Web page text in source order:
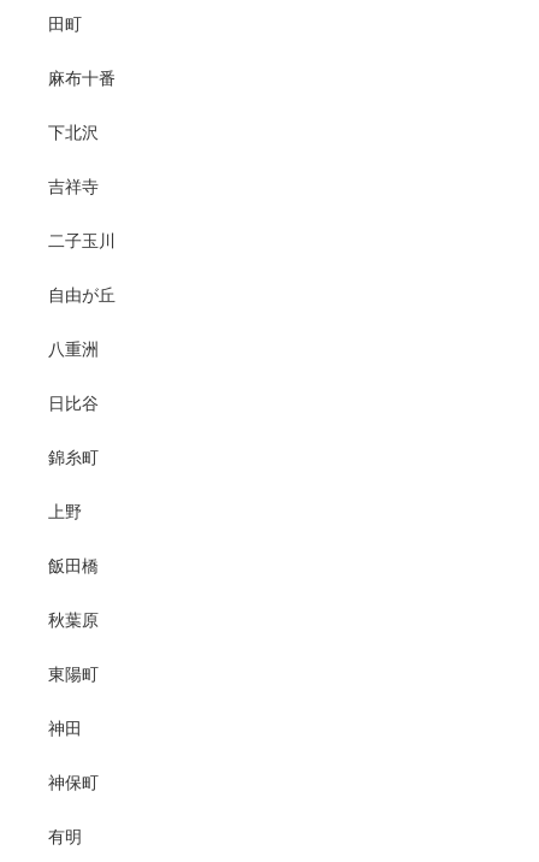
田町
麻布十番
下北沢
吉祥寺
二子玉川
自由が丘
八重洲
日比谷
錦糸町
上野
飯田橋
秋葉原
東陽町
神田
神保町
有明